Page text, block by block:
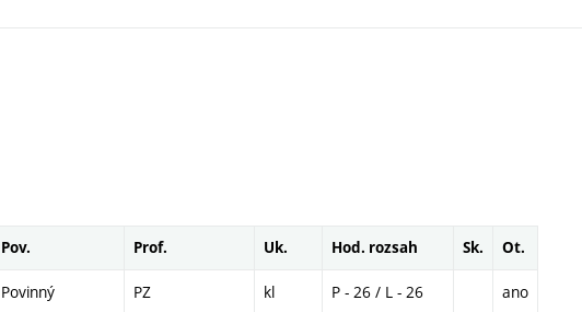
Pov. Prof. Uk. Hod. rozsah Sk. Ot.
Povinný PZ kl P - 26 / L - 26 ano